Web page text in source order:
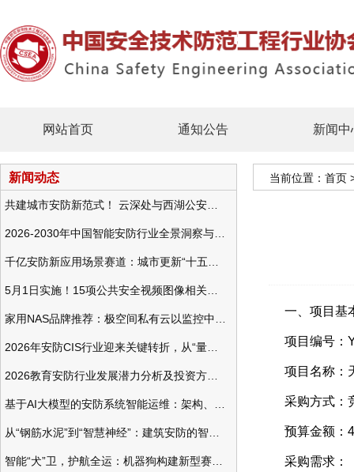
网站首页 通知公告 新闻中
新闻动态 当前位置： 首页
一、项目基
项目编号：
项目名称：
采购方式：
预算金额：
采购需求：